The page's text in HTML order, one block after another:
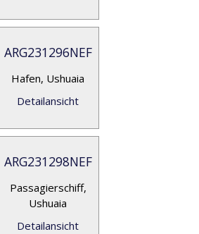
ARG231296NEF
Hafen, Ushuaia
Detailansicht
ARG231298NEF
Passagierschiff,
Ushuaia
Detailansicht